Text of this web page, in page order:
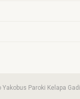
Paroki Kelapa